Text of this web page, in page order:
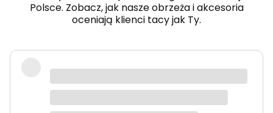
Polsce. Zobacz, jak nasze obrzeża i akcesoria
oceniają klienci tacy jak Ty.
Podzielam pozytywne opinie. W
ubiegłym roku kupiłam podpory po
raz pierwszy (długość 150 cm) i